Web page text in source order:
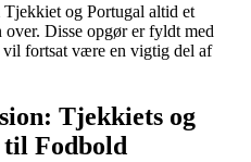
Tjekkiet og Portugal altid et
Disse opgør er fyldt med
fortsat være en vigtig del af
Tjekkiets og
Fodbold